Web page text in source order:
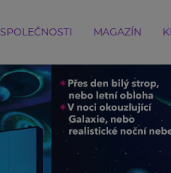
SPOLEČNOSTI MAGAZÍN